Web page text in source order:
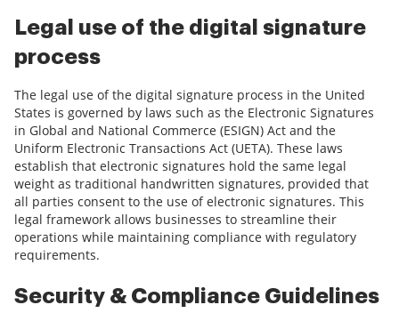
Legal use of the digital signature
process
The legal use of the digital signature process in the United
States is governed by laws such as the Electronic Signatures
in Global and National Commerce (ESIGN) Act and the
Uniform Electronic Transactions Act (UETA). These laws
establish that electronic signatures hold the same legal
weight as traditional handwritten signatures, provided that
all parties consent to the use of electronic signatures. This
legal framework allows businesses to streamline their
operations while maintaining compliance with regulatory
requirements.
Security & Compliance Guidelines